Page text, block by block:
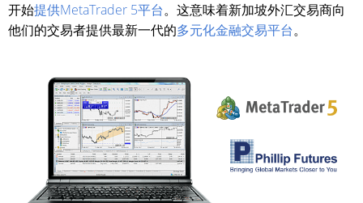
开始提供MetaTrader 5平台。这意味着新加坡外汇交易商向
他们的交易者提供最新一代的多元化金融交易平台。